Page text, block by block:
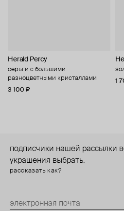
Herald Percy
серьги с большими
разноцветными кристаллами
3 100 ₽
1
подписчики нашей рассылки
украшения выбрать.
рассказать как?